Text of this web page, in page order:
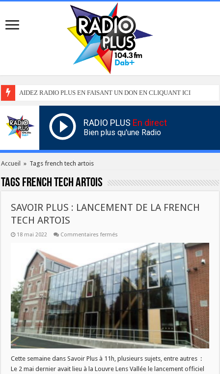
AIDEZ RADIO PLUS EN FAISANT UN DON EN CLIQUANT ICI
RADIO PLUS En direct
Bien plus qu'une Radio
Accueil » Tags french tech artois
Tags french tech artois
SAVOIR PLUS : LANCEMENT DE LA FRENCH
TECH ARTOIS
18 mai 2022 Commentaires fermés
:
LANCEMENT
DE
LA
FRENCH
TECH
ARTOIS
Cette semaine dans Savoir Plus à 11h, plusieurs sujets, entre autres :
Le 2 mai dernier avait lieu à la Louvre Lens Vallée le lancement officiel